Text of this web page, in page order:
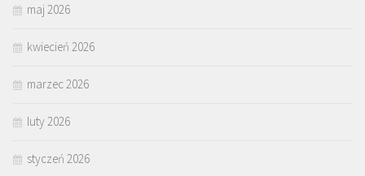
maj 2026
kwiecień 2026
marzec 2026
luty 2026
styczeń 2026